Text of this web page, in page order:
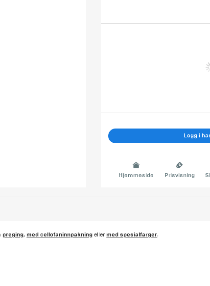
Legg i
Hjemmeside Prisvisning
preging, med cellofaninnpakning eller med spesialfarger.